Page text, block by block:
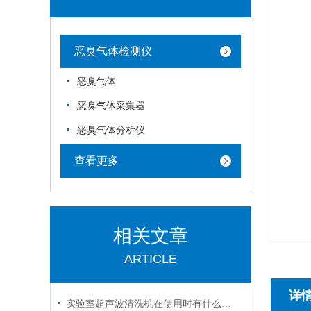
恶臭气体检测仪
恶臭气体
恶臭气体采集器
恶臭气体分析仪
查看更多
相关文章
ARTICLE
实验室超声波清洗机在使用时有什么技巧呢？
详